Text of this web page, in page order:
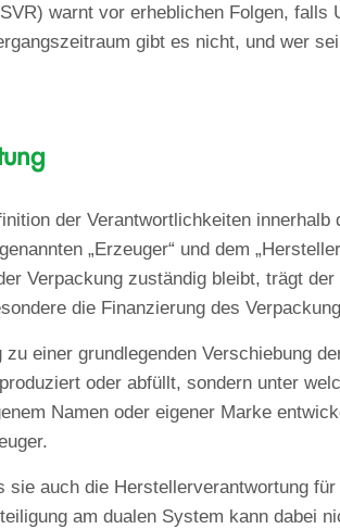
warnt vor erheblichen Folgen, falls
gibt es nicht, und wer
der Verantwortlichkeiten innerhalb
„Erzeuger“ und dem
Verpackung zuständig bleibt, trägt
die Finanzierung des
einer grundlegenden Verschiebung
oder abfüllt, sondern unter
Namen oder eigener Marke
auch die Herstellerverantwortung für
am dualen System kann dabei